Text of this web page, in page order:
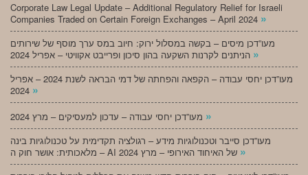
Corporate Law Legal Update – Additional Regulatory Relief for Israeli
Companies Traded on Certain Foreign Exchanges – April 2024 »
מעו”דכן מיסים – בקשה במסלול ירוק: חיוב במס ערך מוסף של שירותים
»
מעו”דכן יחסי עבודה – הקפאה והפחתה של דמי הבראה לשנת 2024 – אפריל
»
»
מעו”דכן סייבר וטכנולוגיות מידע – רגולציה תקדימית על טכנולוגיות בינה
»